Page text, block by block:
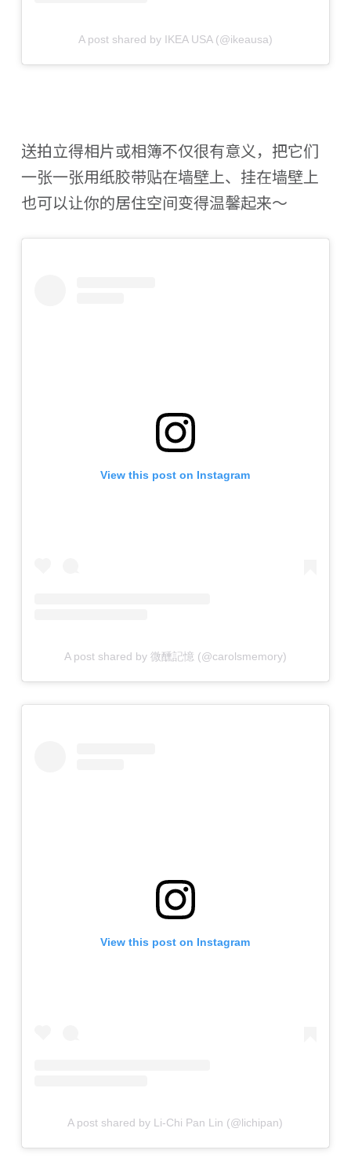
A post shared by IKEA USA (@ikeausa)
送拍立得相片或相簿不仅很有意义，把它们
一张一张用纸胶带贴在墙壁上、挂在墙壁上
也可以让你的居住空间变得温馨起来～
View this post on Instagram
A post shared by 微醺記憶 (@carolsmemory)
View this post on Instagram
A post shared by Li-Chi Pan Lin (@lichipan)